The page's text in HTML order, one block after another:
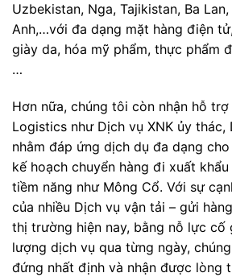
Uzbekistan, Nga, Tajikistan, Ba
Anh,…với đa dạng mặt hàng điện
giày da, hóa mỹ phẩm, thực phẩm
…
Hơn nữa, chúng tôi còn nhận hỗ
Logistics như Dịch vụ XNK ủy
nhằm đáp ứng dịch dụ đa dạng
kế hoạch chuyển hàng đi xuất
tiềm năng như Mông Cổ. Với sự
của nhiều Dịch vụ vận tải – gửi
thị trường hiện nay, bằng nỗ lực cố
lượng dịch vụ qua từng ngày,
đứng nhất định và nhận được lòng